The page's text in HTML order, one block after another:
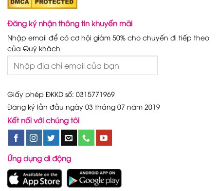
Đăng ký nhận thông tin khuyến mãi
Nhập email để có cơ hội giảm 50% cho chuyến đi tiếp theo
của Quý khách
Giấy phép ĐKKD số: 0315771969
Đăng ký lần đầu ngày 03 tháng 07 năm 2019
Kết nối với chúng tôi
Ứng dụng di động